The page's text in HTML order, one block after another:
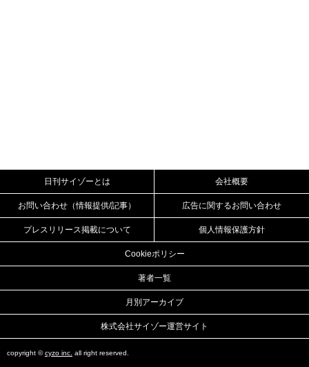
日刊サイゾーとは 会社概要
お問い合わせ（情報提供/記事） 広告に関するお問い合わせ
プレスリリース掲載について 個人情報保護方針
Cookieポリシー
著者一覧
月別アーカイブ
株式会社サイゾー運営サイト
copyright ©cyzo inc. all right reserved.